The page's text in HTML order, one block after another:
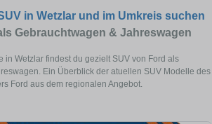
in Wetzlar und im Umkreis suchen
Gebrauchtwagen & Jahreswagen
in Wetzlar findest du gezielt SUV von Ford als
Ein Überblick der atuellen SUV Modelle des
Ford aus dem regionalen Angebot.